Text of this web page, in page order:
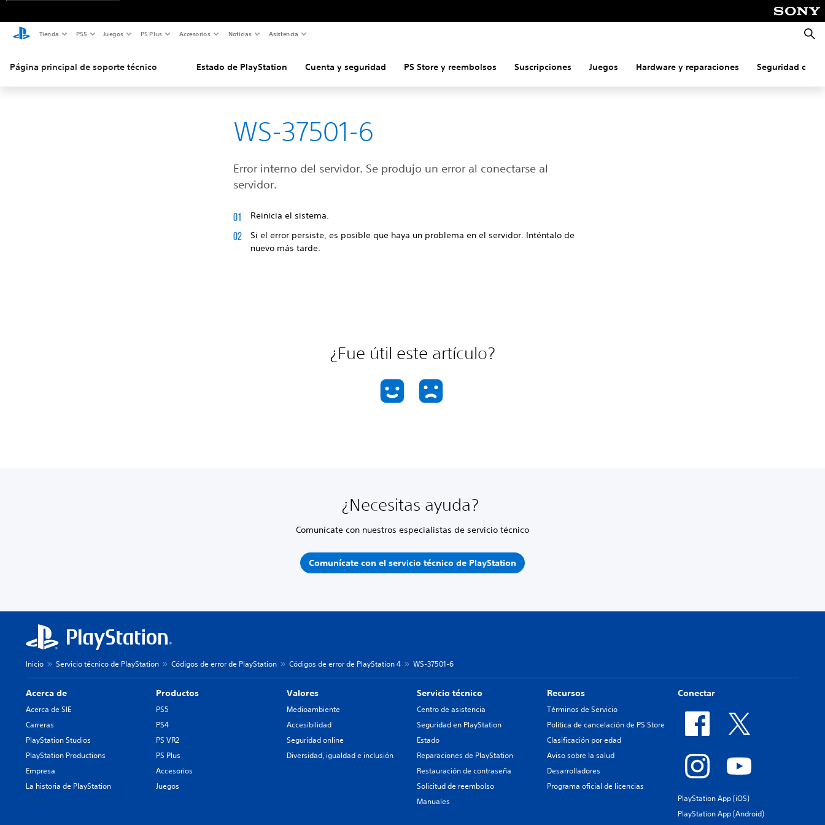
Tienda PS5 Juegos PS Plus Accesorios Noticias Asistencia
Página principal de soporte técnico Estado de PlayStation Cuenta y seguridad PS Store y reembolsos Suscripciones Juegos Hardware y reparaciones Seguridad
WS-37501-6
Error interno del servidor. Se produjo un error al conectarse al
servidor.
Reinicia el sistema.
Si el error persiste, es posible que haya un problema en el servidor. Inténtalo de
nuevo más tarde.
¿Fue útil este artículo?
¿Necesitas ayuda?
Comunícate con nuestros especialistas de servicio técnico
Comunícate con el servicio técnico de PlayStation
Inicio Servicio técnico de PlayStation Códigos de error de PlayStation Códigos de error de PlayStation 4 WS-37501-6
Acerca de
Acerca de SIE
Carreras
PlayStation Studios
PlayStation Productions
Empresa
La historia de PlayStation
Productos
PS5
PS4
PS VR2
PS Plus
Accesorios
Juegos
Valores
Medioambiente
Accesibilidad
Seguridad online
Diversidad, igualdad e inclusión
Servicio técnico
Centro de asistencia
Seguridad en PlayStation
Estado
Reparaciones de PlayStation
Restauración de contraseña
Solicitud de reembolso
Manuales
Recursos
Términos de Servicio
Política de cancelación de PS Store
Clasificación por edad
Aviso sobre la salud
Desarrolladores
Programa oficial de licencias
Conectar
PlayStation App (iOS)
PlayStation App (Android)